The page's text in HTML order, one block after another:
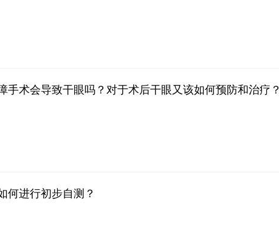
手术会导致干眼吗？对于术后干眼又该如何预防和治疗？
何进行初步自测？